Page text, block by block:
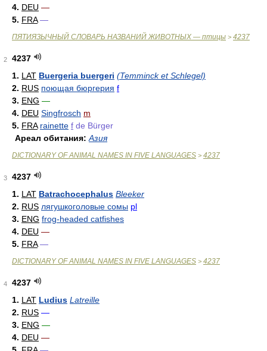
4. DEU —
5. FRA —
ПЯТИЯЗЫЧНЫЙ СЛОВАРЬ НАЗВАНИЙ ЖИВОТНЫХ — птицы > 4237
2
4237
1. LAT Buergeria buergeri (Temminck et Schlegel)
2. RUS поющая бюргерия f
3. ENG —
4. DEU Singfrosch m
5. FRA rainette f de Bürger
Ареал обитания: Азия
DICTIONARY OF ANIMAL NAMES IN FIVE LANGUAGES > 4237
3
4237
1. LAT Batrachocephalus Bleeker
2. RUS лягушкоголовые сомы pl
3. ENG frog-headed catfishes
4. DEU —
5. FRA —
DICTIONARY OF ANIMAL NAMES IN FIVE LANGUAGES > 4237
4
4237
1. LAT Ludius Latreille
2. RUS —
3. ENG —
4. DEU —